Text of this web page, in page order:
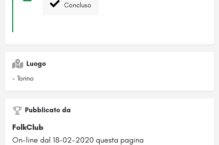
Concluso
Luogo
- Torino
Pubblicato da
FolkClub
On-line dal 18-02-2020 questa pagina